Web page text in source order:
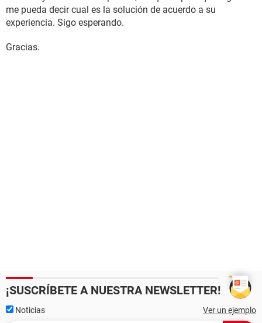
me pueda decir cual es la solución de acuerdo a su
experiencia. Sigo esperando.
Gracias.
¡SUSCRÍBETE A NUESTRA NEWSLETTER!
Noticias Ver un ejemplo